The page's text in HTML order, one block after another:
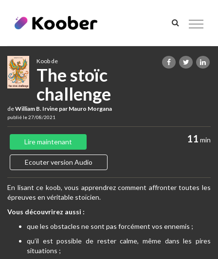
Toggle
Koob de
The stoïc
challenge
deWilliam B. Irvine par Mauro Morgana
publié le 27/08/2021
11 min
Lire maintenant
Ecouter version Audio
En lisant ce koob, vous apprendrez comment affronter toutes les
épreuves en véritable stoïcien.
Vous découvrirez aussi :
que les obstacles ne sont pas forcément vos ennemis ;
qu’il est possible de rester calme, même dans les pires
situations ;